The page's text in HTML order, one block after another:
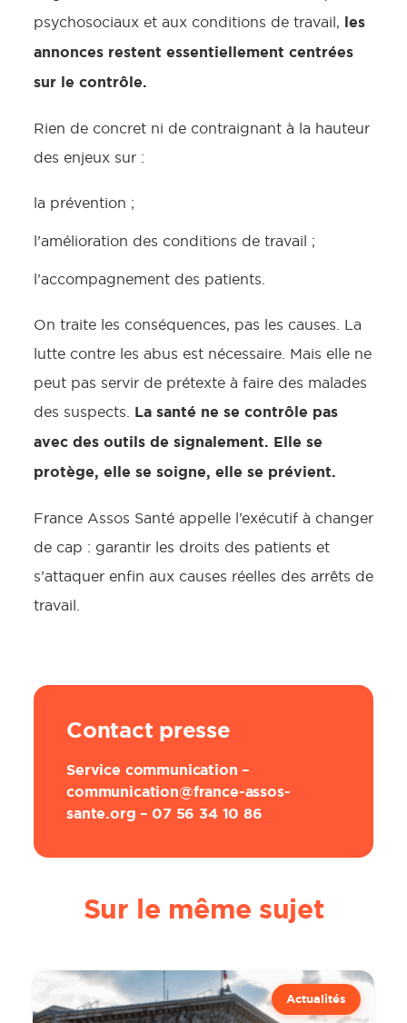
psychosociaux et aux conditions de travail, les
annonces restent essentiellement centrées
sur le contrôle.
Rien de concret ni de contraignant à la hauteur
des enjeux sur :
la prévention ;
l’amélioration des conditions de travail ;
l’accompagnement des patients.
On traite les conséquences, pas les causes. La
lutte contre les abus est nécessaire. Mais elle ne
peut pas servir de prétexte à faire des malades
des suspects. La santé ne se contrôle pas
avec des outils de signalement. Elle se
protège, elle se soigne, elle se prévient.
France Assos Santé appelle l’exécutif à changer
de cap : garantir les droits des patients et
s’attaquer enfin aux causes réelles des arrêts de
travail.
Contact presse
Service communication –
communication@france-assos-
sante.org – 07 56 34 10 86
Sur le même sujet
Actualités